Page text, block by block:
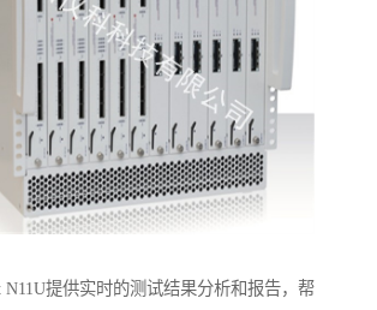
N11U提供实时的测试结果分析和报告，帮